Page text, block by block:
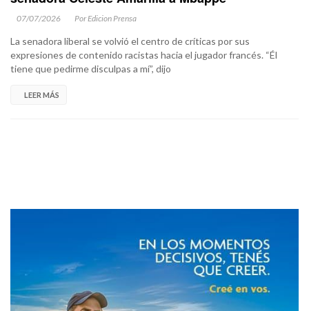
07/07/2026 Por Edicion Prensa
La senadora liberal se volvió el centro de críticas por sus
expresiones de contenido racistas hacia el jugador francés. “Él
tiene que pedirme disculpas a mí”, dijo
LEER MÁS